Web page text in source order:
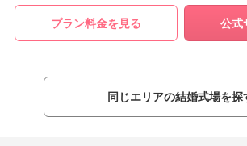
プラン料金を見る 公式
同じエリアの結婚式場を探